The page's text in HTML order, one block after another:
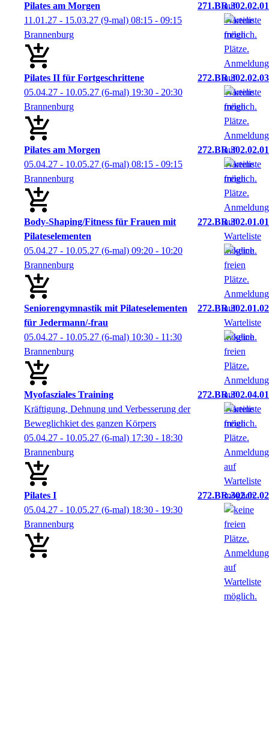
Pilates am Morgen
271.BR.302.02.01
11.01.27 - 15.03.27 (9-mal) 08:15 - 09:15
Brannenburg
Pilates II für Fortgeschrittene
272.BR.302.02.03
05.04.27 - 10.05.27 (6-mal) 19:30 - 20:30
Brannenburg
Pilates am Morgen
272.BR.302.02.01
05.04.27 - 10.05.27 (6-mal) 08:15 - 09:15
Brannenburg
Body-Shaping/Fitness für Frauen mit
Pilateselementen
272.BR.302.01.01
05.04.27 - 10.05.27 (6-mal) 09:20 - 10:20
Brannenburg
Seniorengymnastik mit Pilateselementen
für Jedermann/-frau
272.BR.302.01.02
05.04.27 - 10.05.27 (6-mal) 10:30 - 11:30
Brannenburg
Myofasziales Training
272.BR.302.04.01
Kräftigung, Dehnung und Verbesserung der
Beweglichkiet des ganzen Körpers
05.04.27 - 10.05.27 (6-mal) 17:30 - 18:30
Brannenburg
Pilates I
272.BR.302.02.02
05.04.27 - 10.05.27 (6-mal) 18:30 - 19:30
Brannenburg